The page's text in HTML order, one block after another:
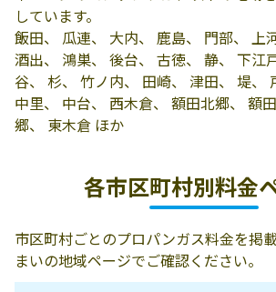
有限会社生天目
石油店
那珂市瓜連559-2
有限会社吉原商
店
那珂市鴻巣1268-
1
社／水戸ＬＰガ
菅谷4458-81
那珂液化ガス販
売株式会社
那珂市後台614
しています。
飯田、 瓜連、 大内、 鹿島、 門部、 上
酒出、 鴻巣、 後台、 古徳、 静、 下江
谷、 杉、 竹ノ内、 田崎、 津田、 堤、
中里、 中台、 西木倉、 額田北郷、 額
郷、 東木倉 ほか
各市区町村別料金
市区町村ごとのプロパンガス料金を掲
まいの地域ページでご確認ください。